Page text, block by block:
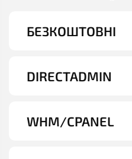
БЕЗКОШТОВНІ
DIRECTADMIN
WHM/CPANEL